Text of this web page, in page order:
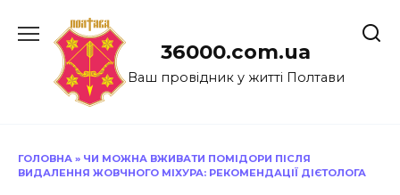
до
36000.com.ua
Ваш провідник у житті Полтави
ГОЛОВНА » ЧИ МОЖНА ВЖИВАТИ ПОМІДОРИ ПІСЛЯ
ВИДАЛЕННЯ ЖОВЧНОГО МІХУРА: РЕКОМЕНДАЦІЇ ДІЄТОЛОГА